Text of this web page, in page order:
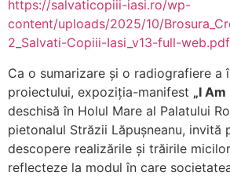
https://salvaticopiii-iasi.ro/wp-
content/uploads/2025/10/
2_Salvati-Copiii-Iasi_v13-full-web.pdf
Ca o sumarizare și o radiografiere a
proiectului, expoziția-manifest „I
deschisă în Holul Mare al Palatului
pietonalul Străzii Lăpușneanu, invită
descopere realizările și trăirile
reflecteze la modul în care